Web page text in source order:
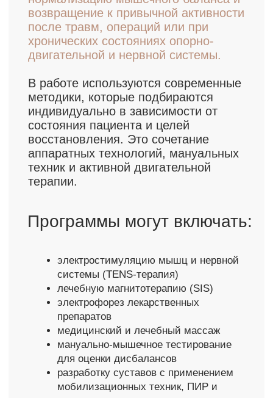
для оценки дисбалансов
разработку суставов с применением
мобилизационных техник, ПИР и
индивидуальные занятия лечебной
гимнастикой (ЛФК)
программы различной длительности
Отдельное внимание уделяется пациентам с
неврологическими нарушениями, где
восстановление требует сочетания
пассивных и активных методик под
контролем специалиста.
Каждая программа строится индивидуально
— с учётом диагноза, уровня боли,
ограничений движения и этапа